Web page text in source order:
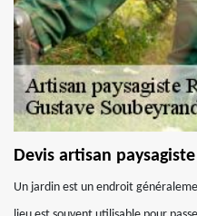
Devis artisan paysagiste
Un jardin est un endroit